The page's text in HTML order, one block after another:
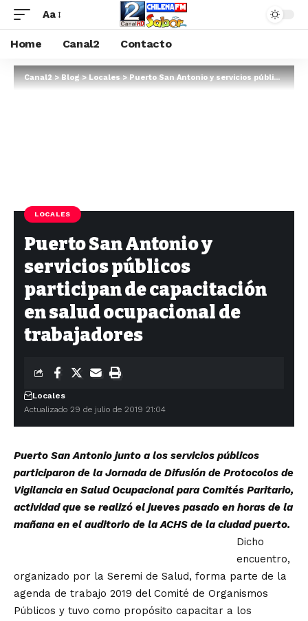
Aa
Home Canal2 Contacto
Canal2>Blog>Locales>Puerto San Antonio y servicios públicos participan de capacitación en salud ocupacional de trabajadores
LOCALES
Puerto San Antonio y
servicios públicos
participan de capacitación
en salud ocupacional de
trabajadores
Actualizado 29 de julio de 2019 21:04
Locales
Puerto San Antonio junto a los servicios públicos
participaron de la Jornada de Difusión de Protocolos de
Vigilancia en Salud Ocupacional para Comités Paritario,
actividad que se realizó el jueves pasado en horas de la
mañana en el auditorio de la ACHS de la ciudad puerto.
Dicho
encuentro,
organizado por la Seremi de Salud, forma parte de la
agenda de trabajo 2019 del Comité de Organismos
Públicos y tuvo como propósito capacitar a los